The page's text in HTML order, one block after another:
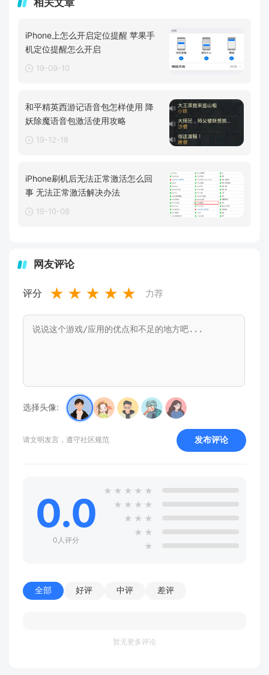
iPhone上怎么开启定位提醒 苹果手
机定位提醒怎么开启
19-09-10
和平精英西游记语音包怎样使用 降
妖除魔语音包激活使用攻略
19-12-18
iPhone刷机后无法正常激活怎么回
事 无法正常激活解决办法
19-10-08
网友评论
评分 ★ ★ ★ ★ ★ 力荐
选择头像:
请文明发言，遵守社区规范 发布评论
0.0
0人评分
★ ★ ★ ★ ★
★ ★ ★ ★
★ ★ ★
★ ★
★
全部 好评 中评 差评
暂无更多评论